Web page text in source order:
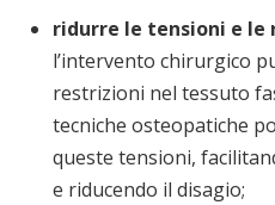
ridurre le tensioni e
l’intervento chirurgico
restrizioni nel tessuto
tecniche osteopatiche
queste tensioni,
e riducendo il disagio;